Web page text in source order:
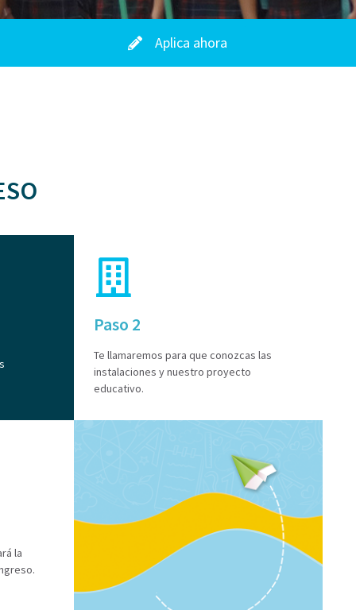
Aplica ahora
Paso 2
Te llamaremos para que conozcas las
instalaciones y nuestro proyecto
educativo.
la